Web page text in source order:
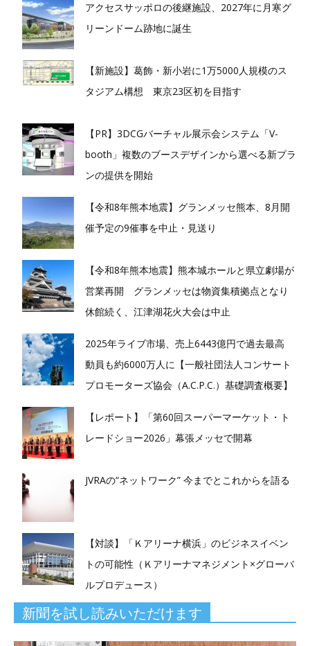
アクセスサッポロの後継施設、2027年に月寒グ
リーンドーム跡地に誕生
【新施設】葛飾・新小岩に1万5000人規模のス
タジアム構想 東京23区初を目指す
【PR】3DCGバーチャル展示会システム「V-
booth」複数のブースデザインから選べる新プラ
ンの提供を開始
【令和8年熊本地震】グランメッセ熊本、8月開
催予定の9催事を中止・見送り
【令和8年熊本地震】熊本城ホールと県立劇場が
営業再開 グランメッセは物資集積拠点となり
休館続く、江津湖花火大会は中止
2025年ライブ市場、売上6443億円で過去最高
動員も約6000万人に【一般社団法人コンサート
プロモーターズ協会（A.C.P.C.）基礎調査概要】
【レポート】「第60回スーパーマーケット・ト
レードショー2026」幕張メッセで開幕
JVRAの“ネットワーク” 今までとこれからを語る
【対談】「Ｋアリーナ横浜」のビジネスイベン
トの可能性（Ｋアリーナマネジメント×グローバ
ルプロデュース）
新聞を試し読みいただけます